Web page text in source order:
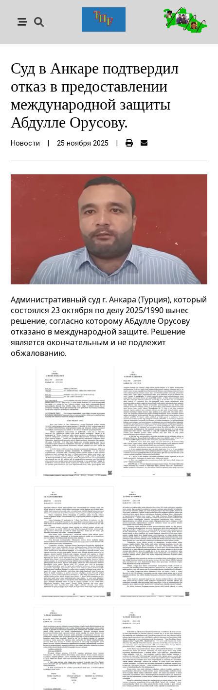
Суд в Анкаре подтвердил
отказ в предоставлении
международной защиты
Абдулле Орусову.
Новости 25 ноября 2025
Административный суд г. Анкара (Турция), который
состоялся 23 октября по делу 2025/1990 вынес
решение, согласно которому Абдулле Орусову
отказано в международной защите. Решение
является окончательным и не подлежит
обжалованию.